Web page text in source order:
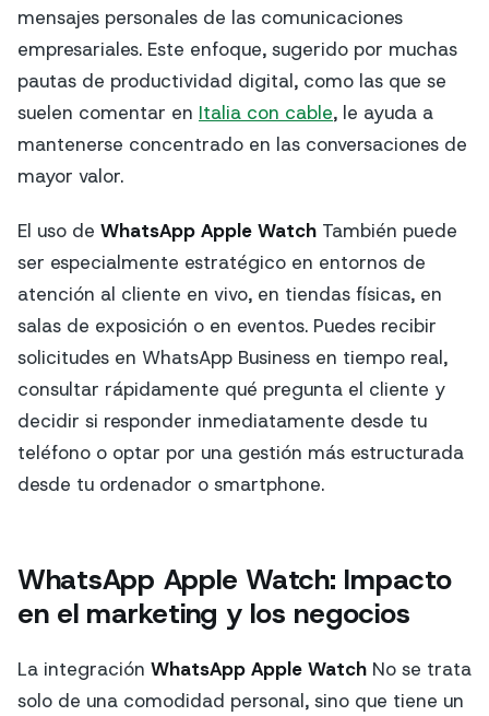
mensajes personales de las comunicaciones
empresariales. Este enfoque, sugerido por muchas
pautas de productividad digital, como las que se
suelen comentar en Italia con cable, le ayuda a
mantenerse concentrado en las conversaciones de
mayor valor.
El uso de WhatsApp Apple Watch También puede
ser especialmente estratégico en entornos de
atención al cliente en vivo, en tiendas físicas, en
salas de exposición o en eventos. Puedes recibir
solicitudes en WhatsApp Business en tiempo real,
consultar rápidamente qué pregunta el cliente y
decidir si responder inmediatamente desde tu
teléfono o optar por una gestión más estructurada
desde tu ordenador o smartphone.
WhatsApp Apple Watch: Impacto
en el marketing y los negocios
La integración WhatsApp Apple Watch No se trata
solo de una comodidad personal, sino que tiene un